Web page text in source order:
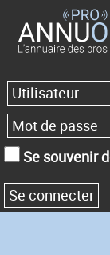
Se souvenir